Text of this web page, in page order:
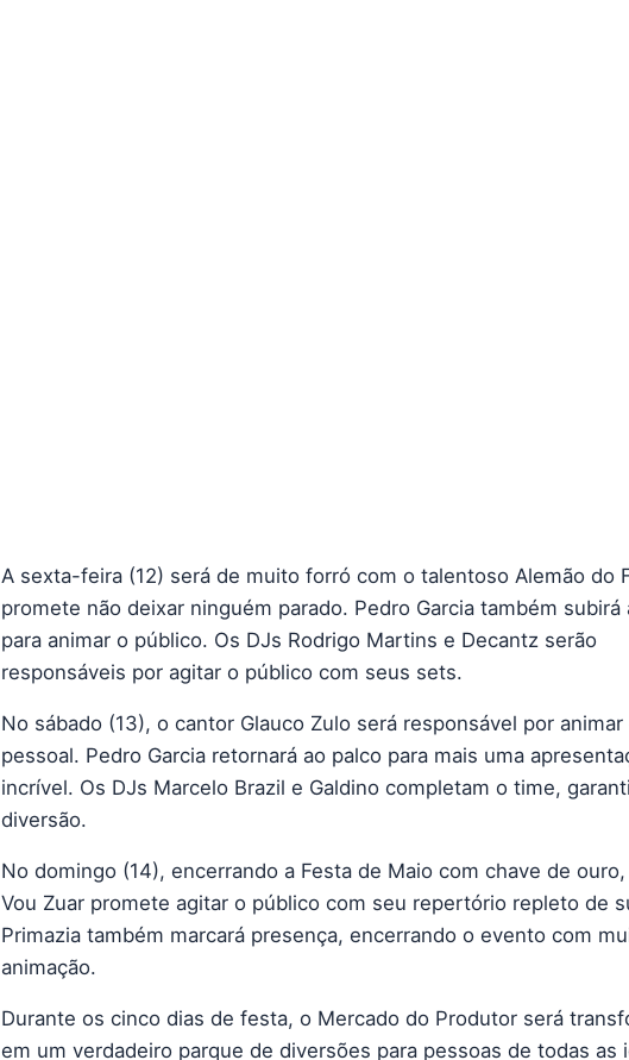
A sexta-feira (12) será de muito forró com o talentoso Alemão do
promete não deixar ninguém parado. Pedro Garcia também subirá
para animar o público. Os DJs Rodrigo Martins e Decantz serão
responsáveis por agitar o público com seus sets.
No sábado (13), o cantor Glauco Zulo será responsável por animar
pessoal. Pedro Garcia retornará ao palco para mais uma
incrível. Os DJs Marcelo Brazil e Galdino completam o time,
diversão.
No domingo (14), encerrando a Festa de Maio com chave de
Vou Zuar promete agitar o público com seu repertório repleto de
Primazia também marcará presença, encerrando o evento com
animação.
Durante os cinco dias de festa, o Mercado do Produtor será
em um verdadeiro parque de diversões para pessoas de todas as